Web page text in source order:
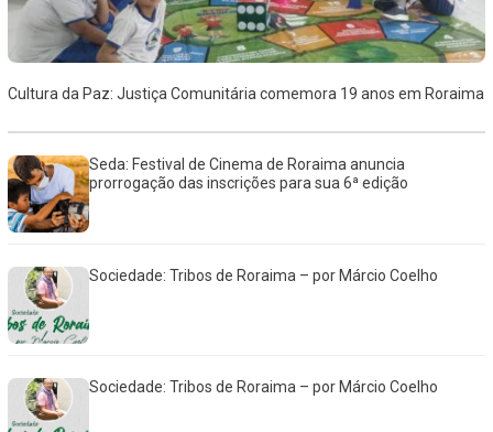
Cultura da Paz: Justiça Comunitária comemora 19 anos em Roraima
Seda: Festival de Cinema de Roraima anuncia
prorrogação das inscrições para sua 6ª edição
Sociedade: Tribos de Roraima – por Márcio Coelho
Sociedade: Tribos de Roraima – por Márcio Coelho